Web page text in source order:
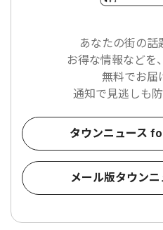
あなたの街の話
お得な情報などを
無料でお届
通知で見逃しも
タウンニュース
メール版タウン